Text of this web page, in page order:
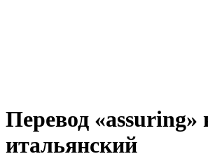
Перевод «assuring»
итальянский